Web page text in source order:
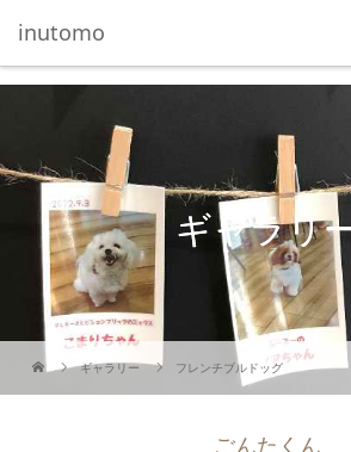
inutomo
ギャラリ
ギャラリー フレンチブルドッグ
ごんたくん